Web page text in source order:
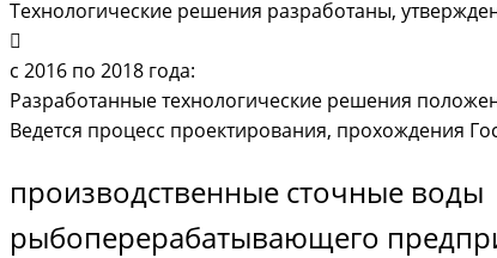
Технологические решения разработаны,
с 2016 по 2018 года:
Разработанные технологические решения
Ведется процесс проектирования, прохождения
производственные сточные воды
рыбоперерабатывающего